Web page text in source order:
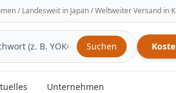
/ Landesweit in Japan / Weltweiter Versand in
Suchen
Unternehmen